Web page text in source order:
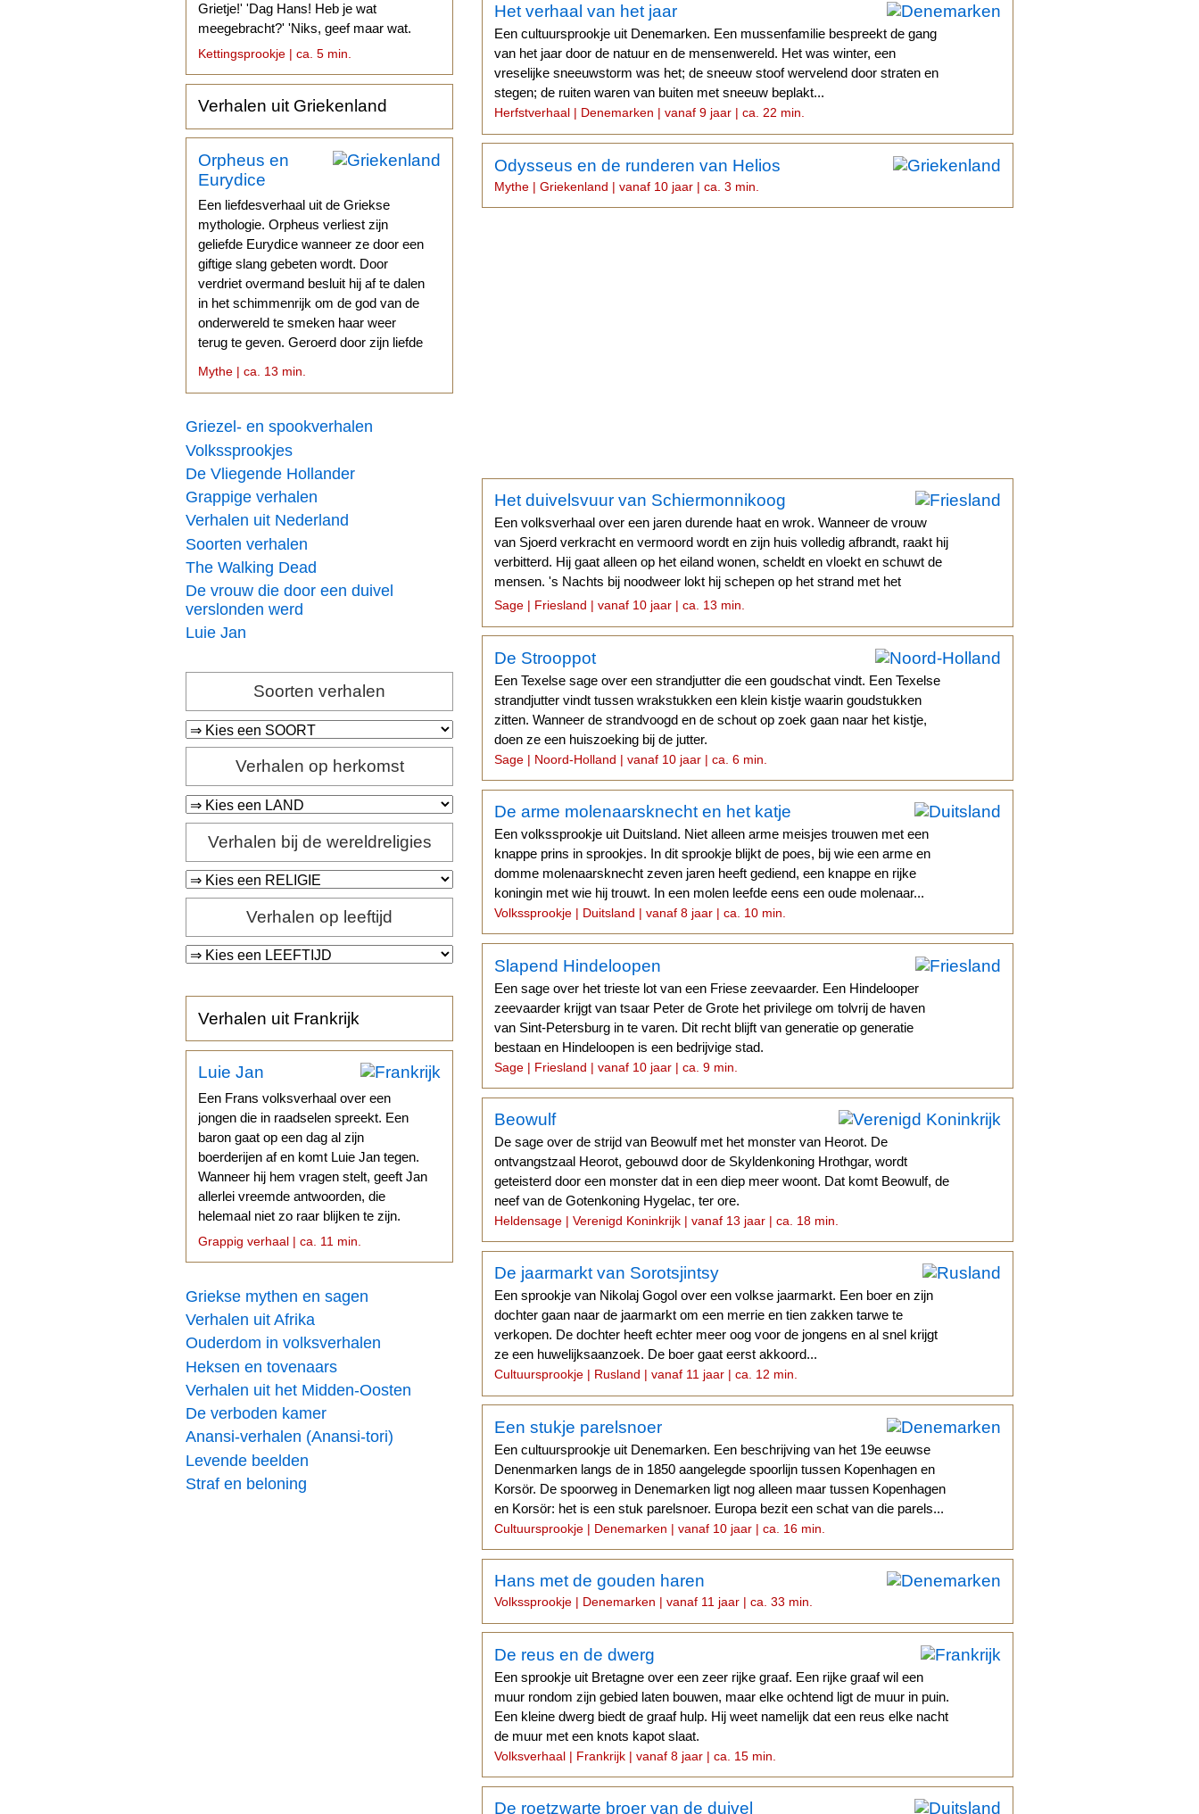
Grietje!' 'Dag Hans! Heb je wat
meegebracht?' 'Niks, geef maar wat.
Kettingsprookje | ca. 5 min.
Verhalen uit Griekenland
Orpheus en
Eurydice
Een liefdesverhaal uit de Griekse
mythologie. Orpheus verliest zijn
geliefde Eurydice wanneer ze door een
giftige slang gebeten wordt. Door
verdriet overmand besluit hij af te dalen
in het schimmenrijk om de god van de
onderwereld te smeken haar weer
terug te geven. Geroerd door zijn liefde
Mythe | ca. 13 min.
Griezel- en spookverhalen
Volkssprookjes
De Vliegende Hollander
Grappige verhalen
Verhalen uit Nederland
Soorten verhalen
The Walking Dead
De vrouw die door een duivel
verslonden werd
Luie Jan
Soorten verhalen
Verhalen op herkomst
Verhalen bij de wereldreligies
Verhalen op leeftijd
Verhalen uit Frankrijk
Luie Jan
Een Frans volksverhaal over een
jongen die in raadselen spreekt. Een
baron gaat op een dag al zijn
boerderijen af en komt Luie Jan tegen.
Wanneer hij hem vragen stelt, geeft Jan
allerlei vreemde antwoorden, die
helemaal niet zo raar blijken te zijn.
Grappig verhaal | ca. 11 min.
Griekse mythen en sagen
Verhalen uit Afrika
Ouderdom in volksverhalen
Heksen en tovenaars
Verhalen uit het Midden-Oosten
De verboden kamer
Anansi-verhalen (Anansi-tori)
Levende beelden
Straf en beloning
Het verhaal van het jaar
Een cultuursprookje uit Denemarken. Een mussenfamilie bespreekt de gang
van het jaar door de natuur en de mensenwereld. Het was winter, een
vreselijke sneeuwstorm was het; de sneeuw stoof wervelend door straten en
stegen; de ruiten waren van buiten met sneeuw beplakt...
Herfstverhaal | Denemarken | vanaf 9 jaar | ca. 22 min.
Odysseus en de runderen van Helios
Mythe | Griekenland | vanaf 10 jaar | ca. 3 min.
Het duivelsvuur van Schiermonnikoog
Een volksverhaal over een jaren durende haat en wrok. Wanneer de vrouw
van Sjoerd verkracht en vermoord wordt en zijn huis volledig afbrandt, raakt hij
verbitterd. Hij gaat alleen op het eiland wonen, scheldt en vloekt en schuwt de
mensen. 's Nachts bij noodweer lokt hij schepen op het strand met het
duivelsvuur.
Sage | Friesland | vanaf 10 jaar | ca. 13 min.
De Strooppot
Een Texelse sage over een strandjutter die een goudschat vindt. Een Texelse
strandjutter vindt tussen wrakstukken een klein kistje waarin goudstukken
zitten. Wanneer de strandvoogd en de schout op zoek gaan naar het kistje,
doen ze een huiszoeking bij de jutter.
Sage | Noord-Holland | vanaf 10 jaar | ca. 6 min.
De arme molenaarsknecht en het katje
Een volkssprookje uit Duitsland. Niet alleen arme meisjes trouwen met een
knappe prins in sprookjes. In dit sprookje blijkt de poes, bij wie een arme en
domme molenaarsknecht zeven jaren heeft gediend, een knappe en rijke
koningin met wie hij trouwt. In een molen leefde eens een oude molenaar...
Volkssprookje | Duitsland | vanaf 8 jaar | ca. 10 min.
Slapend Hindeloopen
Een sage over het trieste lot van een Friese zeevaarder. Een Hindelooper
zeevaarder krijgt van tsaar Peter de Grote het privilege om tolvrij de haven
van Sint-Petersburg in te varen. Dit recht blijft van generatie op generatie
bestaan en Hindeloopen is een bedrijvige stad.
Sage | Friesland | vanaf 10 jaar | ca. 9 min.
Beowulf
De sage over de strijd van Beowulf met het monster van Heorot. De
ontvangstzaal Heorot, gebouwd door de Skyldenkoning Hrothgar, wordt
geteisterd door een monster dat in een diep meer woont. Dat komt Beowulf, de
neef van de Gotenkoning Hygelac, ter ore.
Heldensage | Verenigd Koninkrijk | vanaf 13 jaar | ca. 18 min.
De jaarmarkt van Sorotsjintsy
Een sprookje van Nikolaj Gogol over een volkse jaarmarkt. Een boer en zijn
dochter gaan naar de jaarmarkt om een merrie en tien zakken tarwe te
verkopen. De dochter heeft echter meer oog voor de jongens en al snel krijgt
ze een huwelijksaanzoek. De boer gaat eerst akkoord...
Cultuursprookje | Rusland | vanaf 11 jaar | ca. 12 min.
Een stukje parelsnoer
Een cultuursprookje uit Denemarken. Een beschrijving van het 19e eeuwse
Denenmarken langs de in 1850 aangelegde spoorlijn tussen Kopenhagen en
Korsör. De spoorweg in Denemarken ligt nog alleen maar tussen Kopenhagen
en Korsör: het is een stuk parelsnoer. Europa bezit een schat van die parels...
Cultuursprookje | Denemarken | vanaf 10 jaar | ca. 16 min.
Hans met de gouden haren
Volkssprookje | Denemarken | vanaf 11 jaar | ca. 33 min.
De reus en de dwerg
Een sprookje uit Bretagne over een zeer rijke graaf. Een rijke graaf wil een
muur rondom zijn gebied laten bouwen, maar elke ochtend ligt de muur in puin.
Een kleine dwerg biedt de graaf hulp. Hij weet namelijk dat een reus elke nacht
de muur met een knots kapot slaat.
Volksverhaal | Frankrijk | vanaf 8 jaar | ca. 15 min.
De roetzwarte broer van de duivel